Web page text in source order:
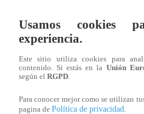
Usamos cookies
experiencia.
Este sitio utiliza cookies para
contenido. Si estás en la Unión
según el RGPD
Para conocer mejor como se utilizan
pagina de Política de privacidad